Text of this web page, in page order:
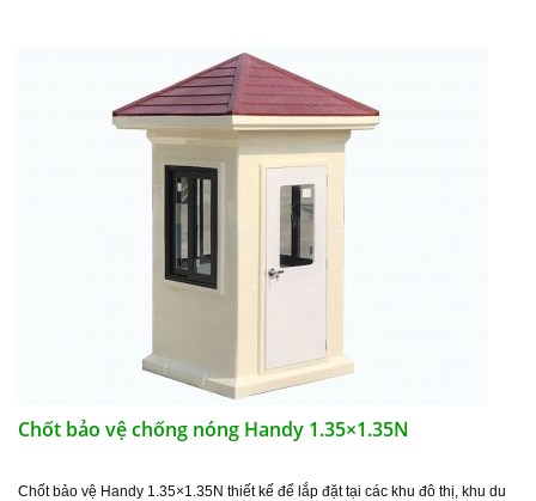
Chốt bảo vệ chống nóng Handy 1.35×1.35N
Chốt bảo vệ Handy 1.35×1.35N thiết kế để lắp đặt tại các khu đô thị, khu du